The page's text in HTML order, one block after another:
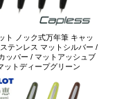
ト ノック式万年筆 キャッ
テンレス マットシルバー /
ッパー / マットアッシュブ
ットディープグリーン